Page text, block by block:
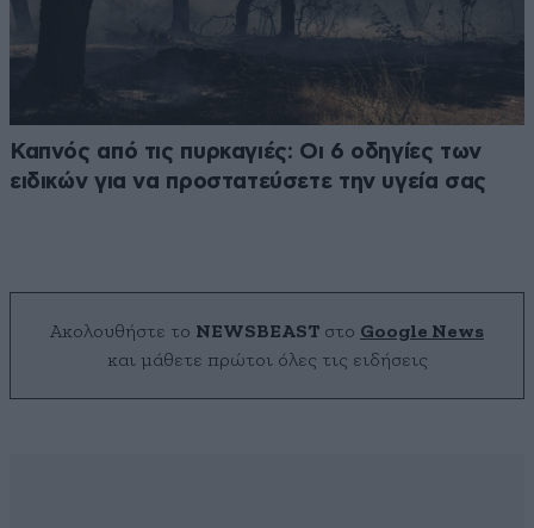
Καπνός από τις πυρκαγιές: Οι 6 οδηγίες των
ειδικών για να προστατεύσετε την υγεία σας
Ακολουθήστε το NEWSBEAST στο Google News
και μάθετε πρώτοι όλες τις ειδήσεις